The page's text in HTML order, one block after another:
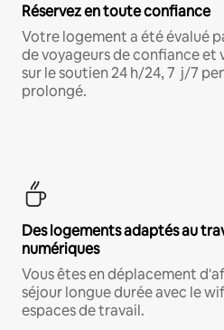
Réservez en toute confiance
Votre logement a été évalué
de voyageurs de confiance et
sur le soutien 24 h/24, 7 j/7
prolongé.
Des logements adaptés au
numériques
Vous êtes en déplacement
séjour longue durée avec le
espaces de travail.